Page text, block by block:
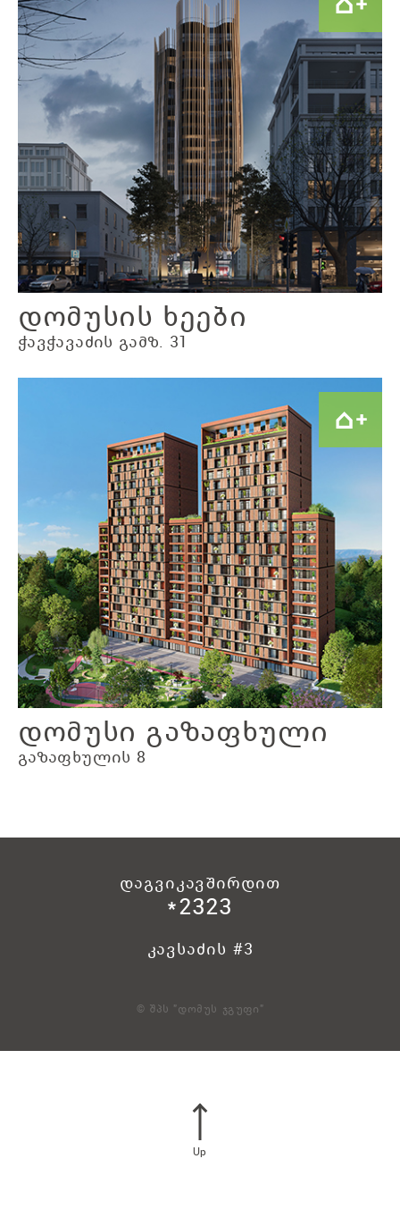
დომუსის ხეები
ჭავჭავაძის გამზ. 31
დომუსი გაზაფხული
გაზაფხულის 8
დაგვიკავშირდით
*2323
კავსაძის #3
© შპს "დომუს ჯგუფი"
Up